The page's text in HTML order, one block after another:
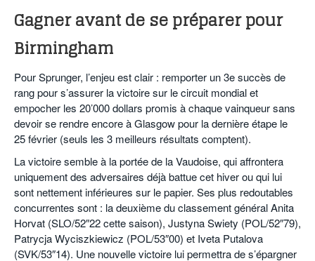
Gagner avant de se préparer pour
Birmingham
Pour Sprunger, l’enjeu est clair : remporter un 3e succès de
rang pour s’assurer la victoire sur le circuit mondial et
empocher les 20’000 dollars promis à chaque vainqueur sans
devoir se rendre encore à Glasgow pour la dernière étape le
25 février (seuls les 3 meilleurs résultats comptent).
La victoire semble à la portée de la Vaudoise, qui affrontera
uniquement des adversaires déjà battue cet hiver ou qui lui
sont nettement inférieures sur le papier. Ses plus redoutables
concurrentes sont : la deuxième du classement général Anita
Horvat (SLO/52″22 cette saison), Justyna Swiety (POL/52″79),
Patrycja Wyciszkiewicz (POL/53″00) et Iveta Putalova
(SVK/53″14). Une nouvelle victoire lui permettra de s’épargner